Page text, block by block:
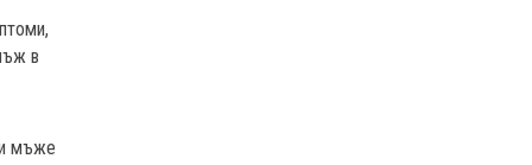
в
мъже